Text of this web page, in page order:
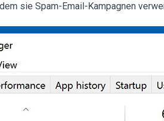
sie Spam-Email-Kampagnen